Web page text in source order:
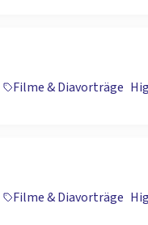
Filme & Diavorträge
Filme & Diavorträge